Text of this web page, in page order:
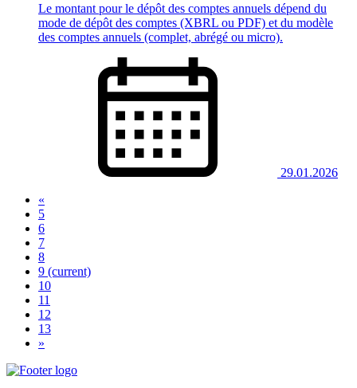
Le montant pour le dépôt des comptes annuels dépend du
mode de dépôt des comptes (XBRL ou PDF) et du modèle
des comptes annuels (complet, abrégé ou micro).
29.01.2026
«
5
6
7
8
9 (current)
10
11
12
13
»